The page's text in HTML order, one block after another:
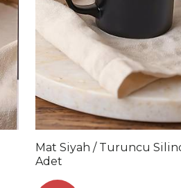
Mat Siyah / Turuncu
Adet